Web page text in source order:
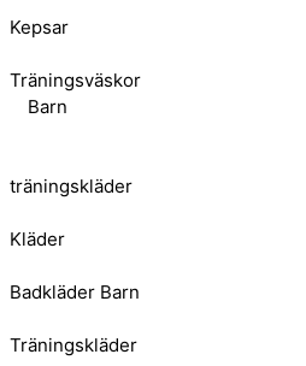
Kepsar
Träningsväskor
Barn
träningskläder
Kläder
Badkläder Barn
Träningskläder